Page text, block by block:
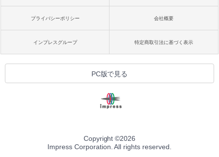
プライバシーポリシー 会社概要
インプレスグループ 特定商取引法に基づく表示
PC版で見る
Copyright ©2026
Impress Corporation. All rights reserved.